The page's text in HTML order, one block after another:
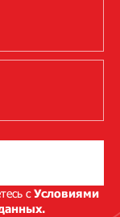
сУсловиями